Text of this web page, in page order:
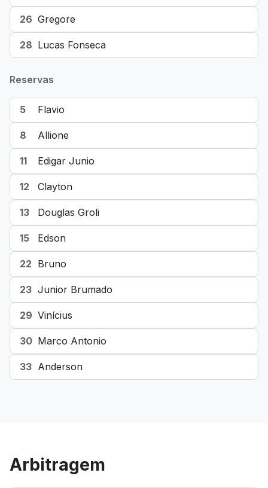
26 Gregore
28 Lucas Fonseca
Reservas
5 Flavio
8 Allione
11 Edigar Junio
12 Clayton
13 Douglas Groli
15 Edson
22 Bruno
23 Junior Brumado
29 Vinícius
30 Marco Antonio
33 Anderson
Arbitragem